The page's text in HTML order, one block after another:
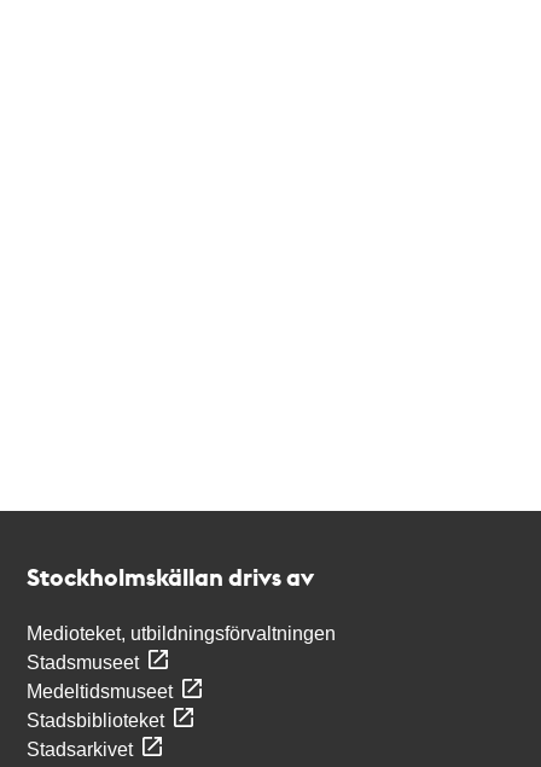
Stockholmskällan drivs av
Medioteket, utbildningsförvaltningen
Stadsmuseet
Medeltidsmuseet
Stadsbiblioteket
Stadsarkivet